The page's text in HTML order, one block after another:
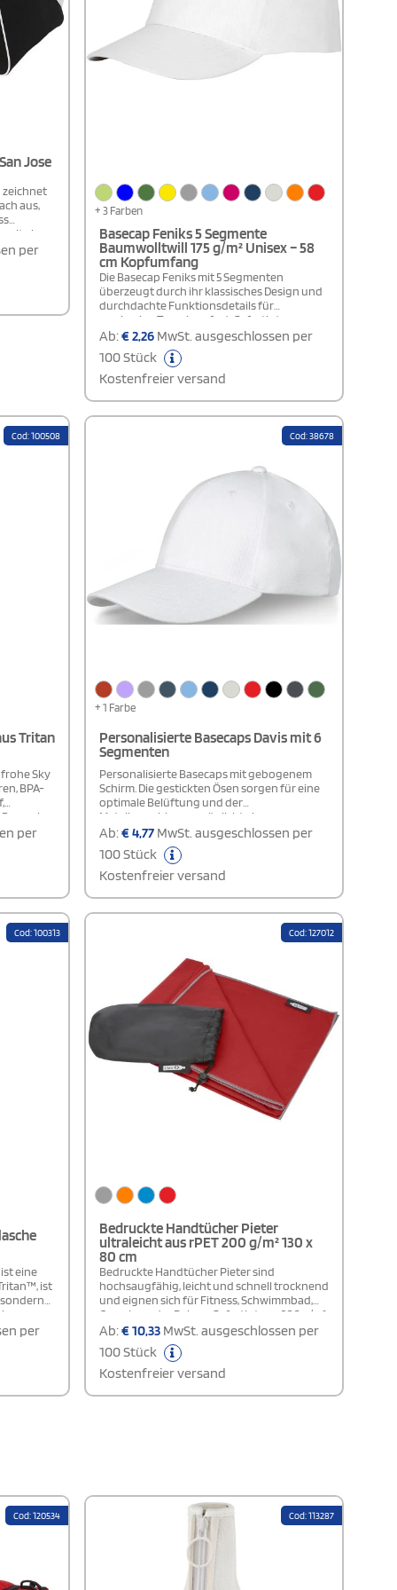
Jose
zeichnet
aus,
mit einer
die
verfügt,
sicher
per
+ 3 Farben
Basecap Feniks 5 Segmente
Baumwolltwill 175 g/m² Unisex – 58
cm Kopfumfang
Die Basecap Feniks mit 5 Segmenten
überzeugt durch ihr klassisches Design und
durchdachte Funktionsdetails für
maximalen Tragekomfort. Gefertigt aus
hochwertigem 100 % Baumwolltwill mit
einem Gewicht von 175 g/m², verbindet sie
Strapazierfähigkeit mit einem weichen,
atmungsaktiven Tragegefühl – ideal für den
Die gestickten Belüftungsösen sorgen für
angenehme Frische, während der
Kopfumfang von 58 cm bietet die Basecap
Feniks eine universelle Passform und ist als
Unisex-Modell für Damen und Herren
gleichermaßen geeignet. Dank zahlreicher
Druckoptionen lässt sich Ihr Logo oder
Markenmotiv prominent auf der Kappe
Ab:€2,26MwSt. ausgeschlossen per
100 Stück
Kostenfreier versand
Cod: 100508
Tritan
Sky
BPA-
von 650
und
mit
per
Cod: 38678
+ 1 Farbe
Personalisierte Basecaps Davis mit 6
Segmenten
Personalisierte Basecaps mit gebogenem
Schirm. Die gestickten Ösen sorgen für eine
optimale Belüftung und der
Metallverschluss ermöglicht eine
individuelle Anpassung. Perfekt für einen
lässigen und stilvollen Look in jeder
Situation!
Ab:€4,77MwSt. ausgeschlossen per
100 Stück
Kostenfreier versand
Cod: 100313
eine
ist
und
per
Cod: 127012
Bedruckte Handtücher Pieter
ultraleicht aus rPET 200 g/m² 130 x
80 cm
Bedruckte Handtücher Pieter sind
hochsaugfähig, leicht und schnell trocknend
und eignen sich für Fitness, Schwimmbad,
Camping oder Reisen. Gefertigt aus 200 g/m²
recyceltem PET-Polyamid (130 x 80 cm),
waschbar bei 40 °C, werden diese
Handtücher mit Druck mit einem kompakten
Aufbewahrungsbeutel aus recyceltem PET
Werbezwecke eignet.
Ab:€10,33MwSt. ausgeschlossen per
100 Stück
Kostenfreier versand
Cod: 120534 Cod: 113287